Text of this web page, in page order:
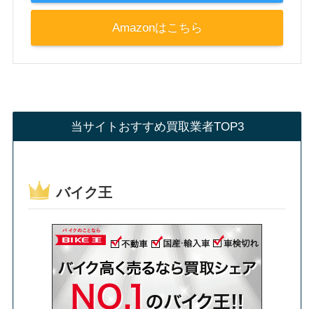
Amazonはこちら
当サイトおすすめ買取業者TOP3
バイク王